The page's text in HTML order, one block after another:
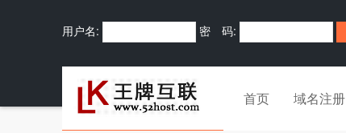
用户名: 密 码:
首页 域名注册